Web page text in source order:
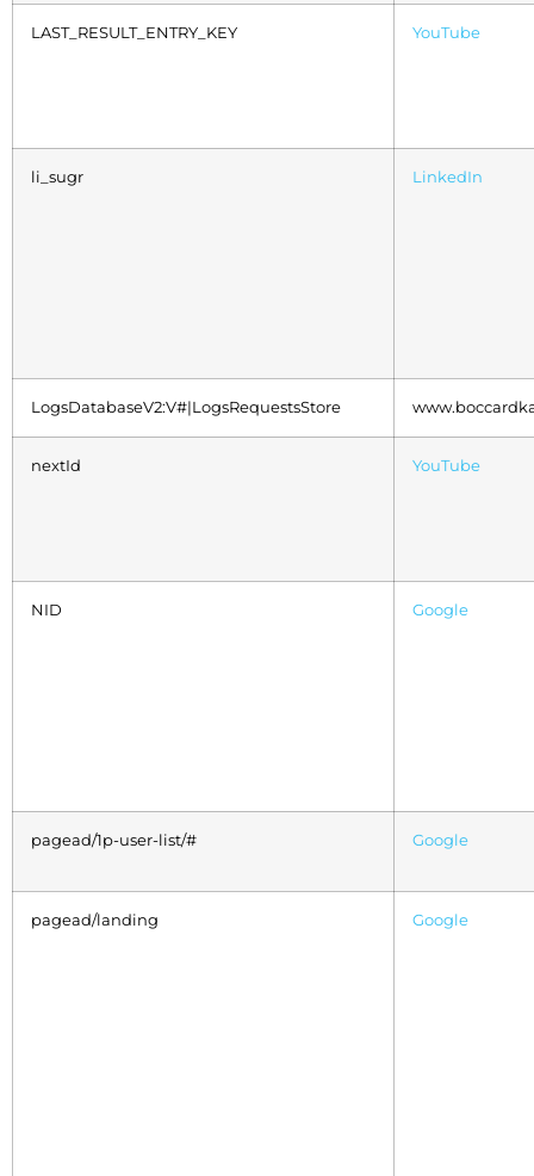
LAST_RESULT_ENTRY_KEY YouTube
li_sugr LinkedIn
LogsDatabaseV2:V#|LogsRequestsStore
nextId YouTube
NID Google
pagead/1p-user-list/# Google
pagead/landing Google